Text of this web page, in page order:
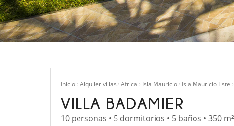
Inicio Alquiler villas Africa Isla Mauricio Isla Mauricio Este
VILLA BADAMIER
10 personas • 5 dormitorios • 5 baños • 350 m²